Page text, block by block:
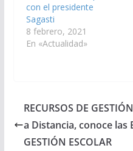
con el presidente
Sagasti
8 febrero, 2021
En «Actualidad»
RECURSOS DE
a Distancia, conoce las
GESTIÓN ESCOLAR